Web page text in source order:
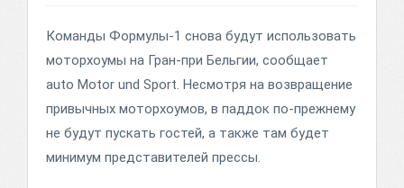
Команды Формулы-1 снова будут использовать
моторхоумы на Гран-при Бельгии, сообщает
auto Motor und Sport. Несмотря на возвращение
привычных моторхоумов, в паддок по-прежнему
не будут пускать гостей, а также там будет
минимум представителей прессы.